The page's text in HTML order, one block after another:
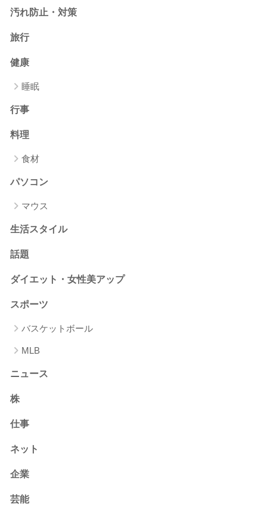
汚れ防止・対策
旅行
健康
睡眠
行事
料理
食材
パソコン
マウス
生活スタイル
話題
ダイエット・女性美アップ
スポーツ
バスケットボール
MLB
ニュース
株
仕事
ネット
企業
芸能